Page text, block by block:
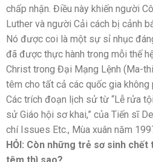
chấp nhận. Điều này khiến người
Luther và người Cải cách bị cảnh
Nó được coi là một sự sỉ nhục
đã được thực hành trong mỗi thế
Christ trong Đại Mạng Lệnh (Ma-
têm cho tất cả các quốc gia không
Các trích đoạn lịch sử từ “Lễ rửa
sử Giáo hội sơ khai,” của Tiến sĩ
chí Issues Etc., Mùa xuân năm
HỎI: Còn những trẻ sơ sinh